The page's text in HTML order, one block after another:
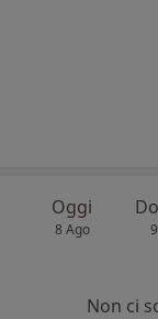
Oggi
8 Ago
Non ci